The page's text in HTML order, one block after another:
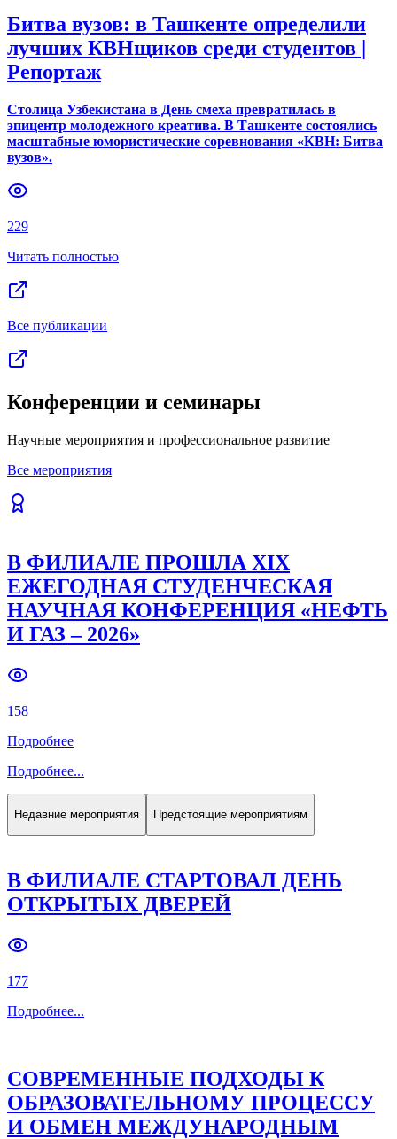
Next slide
Битва вузов: в Ташкенте определили
лучших КВНщиков среди студентов |
Репортаж
Столица Узбекистана в День смеха превратилась в
эпицентр молодежного креатива. В Ташкенте состоялись
вузов».
229
Читать полностью
Все публикации
Конференции и семинары
Научные мероприятия и профессиональное развитие
Все мероприятия
В ФИЛИАЛЕ ПРОШЛА XIX
ЕЖЕГОДНАЯ СТУДЕНЧЕСКАЯ
И ГАЗ – 2026»
158
Подробнее
Подробнее...